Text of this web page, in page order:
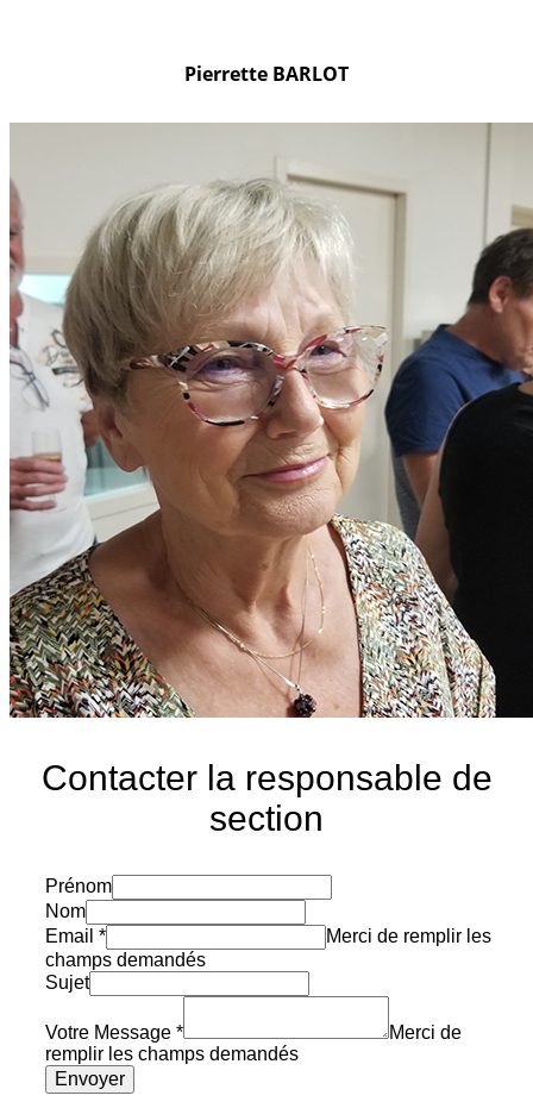
Pierrette BARLOT
Contacter la responsable de
section
Prénom
Nom
Email *
Merci de remplir les
champs demandés
Sujet
Votre Message *
Merci de
remplir les champs demandés
Envoyer